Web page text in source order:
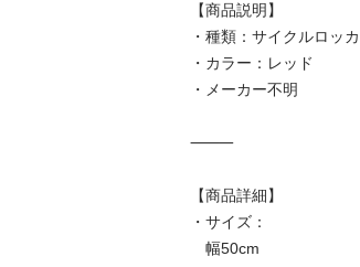
【商品説明】
・種類：サイクルロッ
・カラー：レッド
・メーカー不明
⸻
【商品詳細】
・サイズ：
幅50cm